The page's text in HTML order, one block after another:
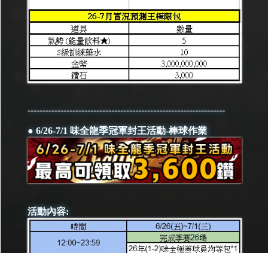
------------------------------------------------------------------
● 6/26-7/1 味全龍季冠軍封王活動-棒球作業
活動內容: